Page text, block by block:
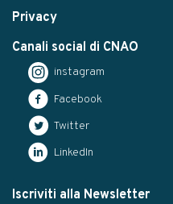
Privacy
Canali social di CNAO
instagram
Facebook
Twitter
LinkedIn
Iscriviti alla Newsletter